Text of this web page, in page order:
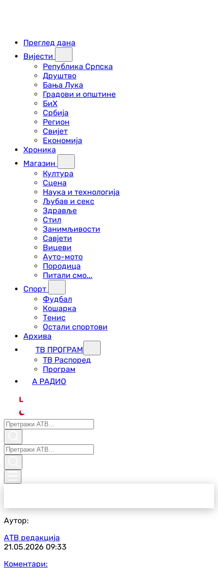
Преглед дана
Вијести
Република Српска
Друштво
Бања Лука
Градови и општине
БиХ
Србија
Регион
Свијет
Економија
Хроника
Магазин
Култура
Сцена
Наука и технологија
Љубав и секс
Здравље
Стил
Занимљивости
Савјети
Вицеви
Ауто-мото
Породица
Питали смо...
Спорт
Фудбал
Кошарка
Тенис
Остали спортови
Архива
ТВ ПРОГРАМ
ТВ Распоред
Програм
А РАДИО
L
Аутор:
АТВ редакција
21.05.2026 09:33
Коментари: